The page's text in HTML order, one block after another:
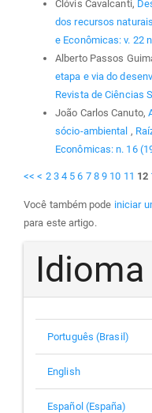
Clóvis Cavalcanti,
dos recursos naturais
e Econômicas: v. 22
Alberto Passos
etapa e via do
Revista de Ciências
João Carlos Canuto,
sócio-ambiental ,
Econômicas: n. 16
<< < 2 3 4 5 6 7 8 9 10 11 12
Você também pode iniciar
para este artigo.
Idioma
Português (Brasil)
English
Español (España)